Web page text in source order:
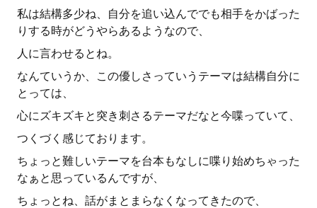
私は結構多少ね、自分を追い込んででも相手をかばった
りする時がどうやらあるようなので、
人に言わせるとね。
なんていうか、この優しさっていうテーマは結構自分に
とっては、
心にズキズキと突き刺さるテーマだなと今喋っていて、
つくづく感じております。
ちょっと難しいテーマを台本もなしに喋り始めちゃった
なぁと思っているんですが、
ちょっとね、話がまとまらなくなってきたので、